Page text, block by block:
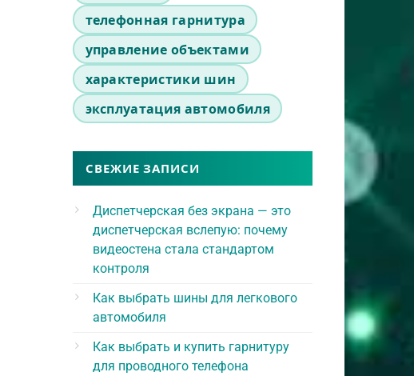
телефонная гарнитура
управление объектами
характеристики шин
эксплуатация автомобиля
СВЕЖИЕ ЗАПИСИ
Диспетчерская без экрана — это
диспетчерская вслепую: почему
видеостена стала стандартом
контроля
Как выбрать шины для легкового
автомобиля
Как выбрать и купить гарнитуру
для проводного телефона